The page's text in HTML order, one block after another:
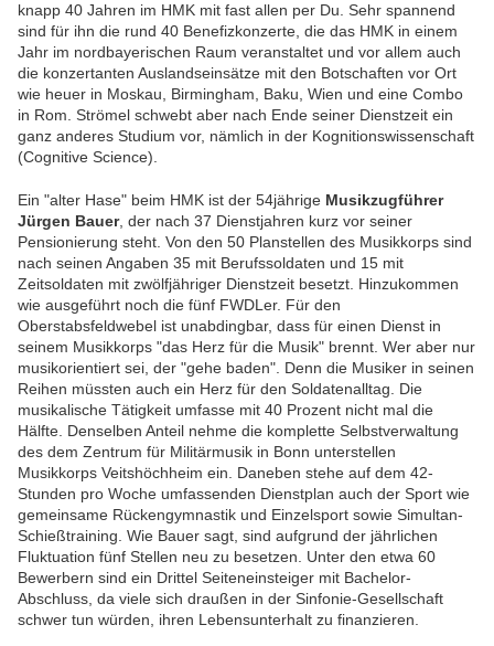
knapp 40 Jahren im HMK mit fast allen per Du. Sehr spannend
sind für ihn die rund 40 Benefizkonzerte, die das HMK in einem
Jahr im nordbayerischen Raum veranstaltet und vor allem auch
die konzertanten Auslandseinsätze mit den Botschaften vor Ort
wie heuer in Moskau, Birmingham, Baku, Wien und eine Combo
in Rom. Strömel schwebt aber nach Ende seiner Dienstzeit ein
ganz anderes Studium vor, nämlich in der Kognitionswissenschaft
(Cognitive Science).
Ein "alter Hase" beim HMK ist der 54jährige Musikzugführer
Jürgen Bauer, der nach 37 Dienstjahren kurz vor seiner
Pensionierung steht. Von den 50 Planstellen des Musikkorps sind
nach seinen Angaben 35 mit Berufssoldaten und 15 mit
Zeitsoldaten mit zwölfjähriger Dienstzeit besetzt. Hinzukommen
wie ausgeführt noch die fünf FWDLer. Für den
Oberstabsfeldwebel ist unabdingbar, dass für einen Dienst in
seinem Musikkorps "das Herz für die Musik" brennt. Wer aber nur
musikorientiert sei, der "gehe baden". Denn die Musiker in seinen
Reihen müssten auch ein Herz für den Soldatenalltag. Die
musikalische Tätigkeit umfasse mit 40 Prozent nicht mal die
Hälfte. Denselben Anteil nehme die komplette Selbstverwaltung
des dem Zentrum für Militärmusik in Bonn unterstellen
Musikkorps Veitshöchheim ein. Daneben stehe auf dem 42-
Stunden pro Woche umfassenden Dienstplan auch der Sport wie
gemeinsame Rückengymnastik und Einzelsport sowie Simultan-
Schießtraining. Wie Bauer sagt, sind aufgrund der jährlichen
Fluktuation fünf Stellen neu zu besetzen. Unter den etwa 60
Bewerbern sind ein Drittel Seiteneinsteiger mit Bachelor-
Abschluss, da viele sich draußen in der Sinfonie-Gesellschaft
schwer tun würden, ihren Lebensunterhalt zu finanzieren.